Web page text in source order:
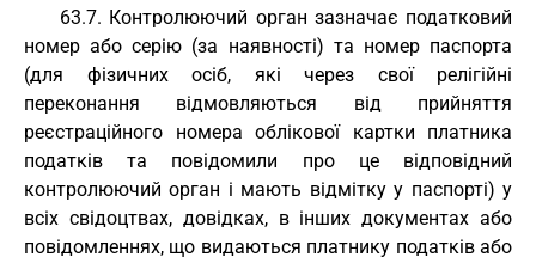
63.7. Контролюючий орган зазначає податковий
номер або серію (за наявності) та номер паспорта
(для фізичних осіб, які через свої релігійні
переконання відмовляються від прийняття
реєстраційного номера облікової картки платника
податків та повідомили про це відповідний
контролюючий орган і мають відмітку у паспорті) у
всіх свідоцтвах, довідках, в інших документах або
повідомленнях, що видаються платнику податків або